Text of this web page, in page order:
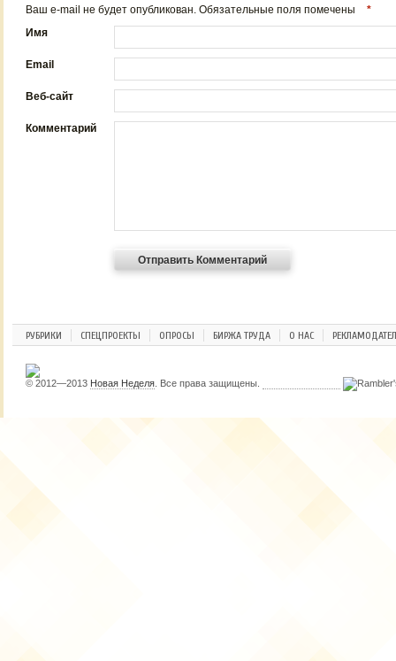
Ваш e-mail не будет опубликован. Обязательные поля помечены
*
Имя
Email
Веб-сайт
Комментарий
РУБРИКИ СПЕЦПРОЕКТЫ ОПРОСЫ БИРЖА ТРУДА О НАС
© 2012—2013 Новая Неделя . Все права защищены.